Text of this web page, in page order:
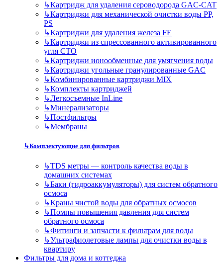
↳Картридж для удаления сероводорода GAC-CAT
↳Картриджи для механической очистки воды PP,
PS
↳Картриджи для удаления железа FE
↳Картриджи из спрессованного активированного
угля CTO
↳Картриджи ионообменные для умягчения воды
↳Картриджи угольные гранулированные GAC
↳Комбинированные картриджи MIX
↳Комплекты картриджей
↳Легкосъемные InLine
↳Минерализаторы
↳Постфильтры
↳Мембраны
↳Комплектующие для фильтров
↳TDS метры — контроль качества воды в
домашних системах
↳Баки (гидроаккумуляторы) для систем обратного
осмоса
↳Краны чистой воды для обратных осмосов
↳Помпы повышения давления для систем
обратного осмоса
↳Фитинги и запчасти к фильтрам для воды
↳Ультрафиолетовые лампы для очистки воды в
квартиру
Фильтры для дома и коттеджа